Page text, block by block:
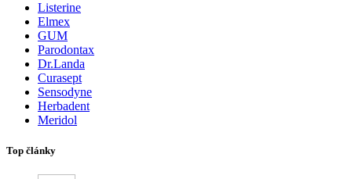
Listerine
Elmex
GUM
Parodontax
Dr.Landa
Curasept
Sensodyne
Herbadent
Meridol
Top články